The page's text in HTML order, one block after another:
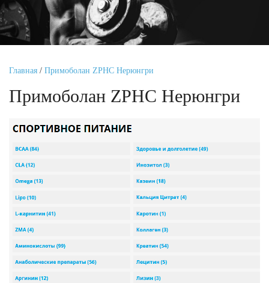
Главная / Примоболан ZPHC Нерюнгри
Примоболан ZPHC Нерюнгри